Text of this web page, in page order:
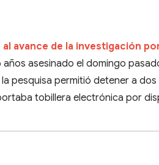
avance de la investigación
años asesinado el domingo
pesquisa permitió detener a
tobillera electrónica por